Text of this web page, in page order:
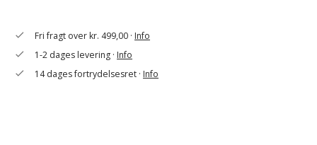
check Fri fragt over kr. 499,00 ·Info
check 1-2 dages levering ·Info
check 14 dages fortrydelsesret ·Info